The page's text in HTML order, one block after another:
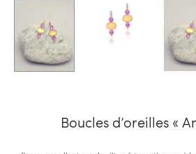
Boucles d’oreilles «